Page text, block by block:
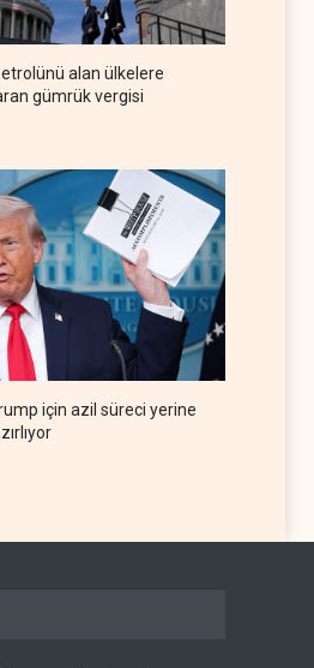
var
IRAK 09 Ağustos 2026
Guardian: Trump’ın İran
alay konusu oldu
alan ülkelere
gümrük vergisi
için azil süreci yerine